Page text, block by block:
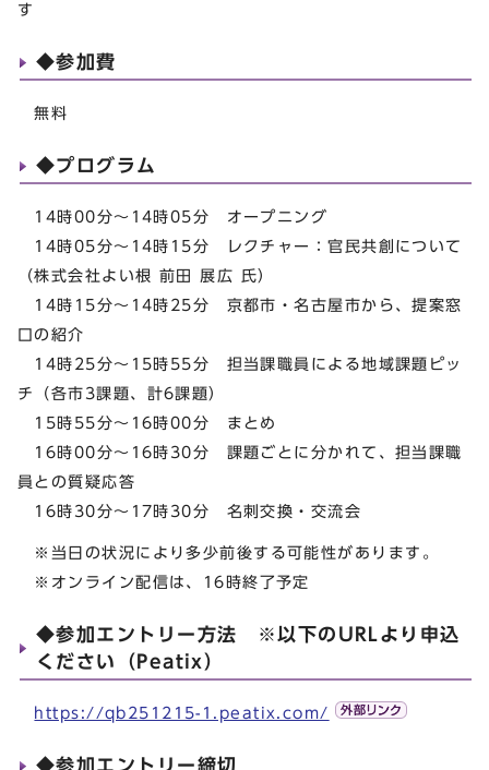
す
◆参加費
無料
◆プログラム
14時00分～14時05分 オープニング
14時05分～14時15分 レクチャー：官民共創について
（株式会社よい根 前田 展広 氏）
14時15分～14時25分 京都市・名古屋市から、提案窓
口の紹介
14時25分～15時55分 担当課職員による地域課題ピッ
チ（各市3課題、計6課題）
15時55分～16時00分 まとめ
16時00分～16時30分 課題ごとに分かれて、担当課職
員との質疑応答
16時30分～17時30分 名刺交換・交流会
※当日の状況により多少前後する可能性があります。
※オンライン配信は、16時終了予定
◆参加エントリー方法 ※以下のURLより申込
ください（Peatix）
https://qb251215-1.peatix.com/
◆参加エントリー締切